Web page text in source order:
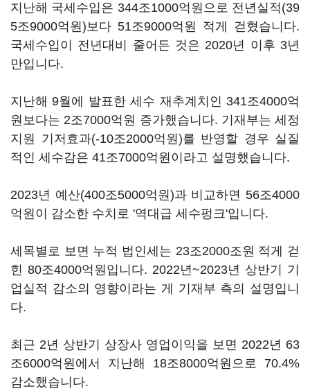
지난해 국세수입은 344조1000억원으로 전년실적(39
5조9000억원)보다 51조9000억원 적게 걷혔습니다.
국세수입이 전년대비 줄어든 것은 2020년 이후 3년
만입니다.
지난해 9월에 발표한 세수 재추계치인 341조4000억
원보다는 2조7000억원 증가했습니다. 기재부는 세정
지원 기저효과(-10조2000억원)를 반영할 경우 실질
적인 세수감은 41조7000억원이라고 설명했습니다.
2023년 예산(400조5000억원)과 비교하면 56조4000
억원이 감소한 수치로 '역대급 세수펑크'입니다.
세목별로 보면 누적 법인세는 23조2000조원 적게 걷
힌 80조4000억원입니다. 2022년~2023년 상반기 기
업실적 감소의 영향이라는 게 기재부 측의 설명입니
다.
최근 2년 상반기 상장사 영업이익을 보면 2022년 63
조6000억원에서 지난해 18조8000억원으로 70.4%
감소했습니다.